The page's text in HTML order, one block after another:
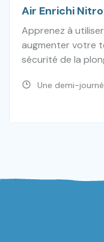
Air Enrichi
Apprenez à
augmenter votre
sécurité de la
Une demi-